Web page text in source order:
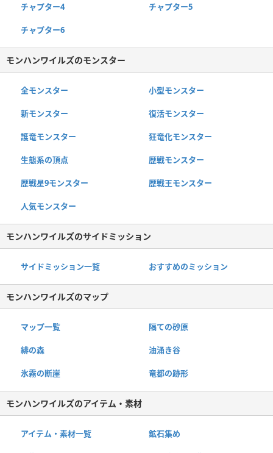
チャプター4 チャプター5
チャプター6
モンハンワイルズのモンスター
全モンスター 小型モンスター
新モンスター 復活モンスター
護竜モンスター 狂竜化モンスター
生態系の頂点 歴戦モンスター
歴戦星9モンスター 歴戦王モンスター
人気モンスター
モンハンワイルズのサイドミッション
サイドミッション一覧 おすすめのミッション
モンハンワイルズのマップ
マップ一覧 隔ての砂原
緋の森 油涌き谷
氷霧の断崖 竜都の跡形
モンハンワイルズのアイテム・素材
アイテム・素材一覧 鉱石集め